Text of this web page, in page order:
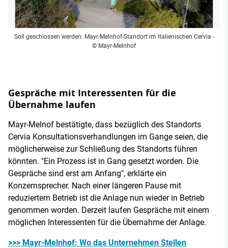
Soll geschlossen werden: Mayr-Melnhof-Standort im italienischen Cervia -
© Mayr-Melnhof
Gespräche mit Interessenten für die
Übernahme laufen
Mayr-Melnof bestätigte, dass bezüglich des Standorts
Cervia Konsultationsverhandlungen im Gange seien, die
möglicherweise zur Schließung des Standorts führen
könnten. "Ein Prozess ist in Gang gesetzt worden. Die
Gespräche sind erst am Anfang", erklärte ein
Konzernsprecher. Nach einer längeren Pause mit
reduziertem Betrieb ist die Anlage nun wieder in Betrieb
genommen worden. Derzeit laufen Gespräche mit einem
möglichen Interessenten für die Übernahme der Anlage.
>>> Mayr-Melnhof: Wo das Unternehmen Stellen